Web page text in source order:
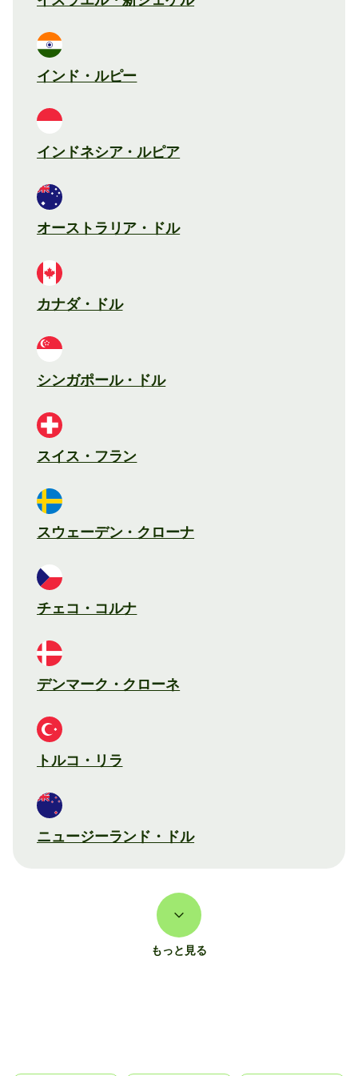
インド・ルピー
インドネシア・ルピア
オーストラリア・ドル
カナダ・ドル
シンガポール・ドル
スイス・フラン
スウェーデン・クローナ
チェコ・コルナ
デンマーク・クローネ
トルコ・リラ
ニュージーランド・ドル
もっと見る